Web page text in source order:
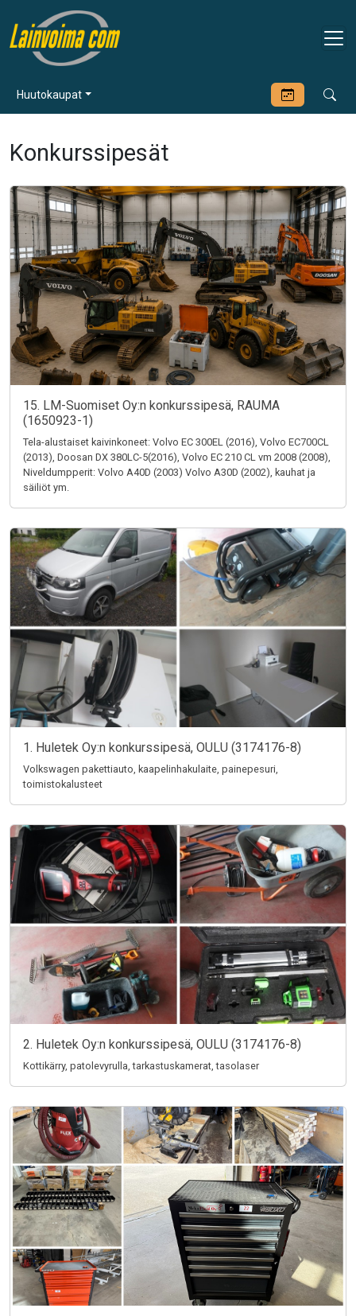
Huutokaupat
Konkurssipesät
15. LM-Suomiset Oy:n konkurssipesä, RAUMA
(1650923-1)
Tela-alustaiset kaivinkoneet: Volvo EC 300EL (2016), Volvo EC700CL
(2013), Doosan DX 380LC-5(2016), Volvo EC 210 CL vm 2008 (2008),
Niveldumpperit: Volvo A40D (2003) Volvo A30D (2002), kauhat ja
säiliöt ym.
1. Huletek Oy:n konkurssipesä, OULU (3174176-8)
Volkswagen pakettiauto, kaapelinhakulaite, painepesuri,
toimistokalusteet
2. Huletek Oy:n konkurssipesä, OULU (3174176-8)
Kottikärry, patolevyrulla, tarkastuskamerat, tasolaser